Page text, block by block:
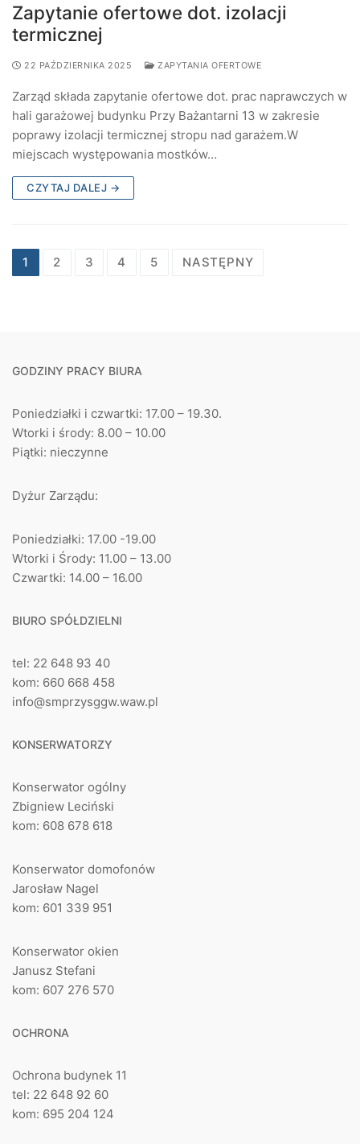
Zapytanie ofertowe dot. izolacji
termicznej
22 PAŹDZIERNIKA 2025 ZAPYTANIA OFERTOWE
Zarząd składa zapytanie ofertowe dot. prac naprawczych w
hali garażowej budynku Przy Bażantarni 13 w zakresie
poprawy izolacji termicznej stropu nad garażem.W
miejscach występowania mostków…
CZYTAJ DALEJ →
Stronicowanie
1 2 3 4 5 NASTĘPNY
GODZINY PRACY BIURA
Poniedziałki i czwartki: 17.00 – 19.30.
Wtorki i środy: 8.00 – 10.00
Piątki: nieczynne
Dyżur Zarządu:
Poniedziałki: 17.00 -19.00
Wtorki i Środy: 11.00 – 13.00
Czwartki: 14.00 – 16.00
BIURO SPÓŁDZIELNI
tel: 22 648 93 40
kom: 660 668 458
info@smprzysggw.waw.pl
KONSERWATORZY
Konserwator ogólny
Zbigniew Leciński
kom: 608 678 618
Konserwator domofonów
Jarosław Nagel
kom: 601 339 951
Konserwator okien
Janusz Stefani
kom: 607 276 570
OCHRONA
Ochrona budynek 11
tel: 22 648 92 60
kom: 695 204 124